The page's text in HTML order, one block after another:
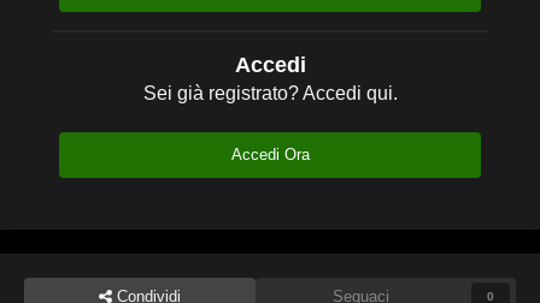
Accedi
Sei già registrato? Accedi qui.
Accedi Ora
Condividi Seguaci 0